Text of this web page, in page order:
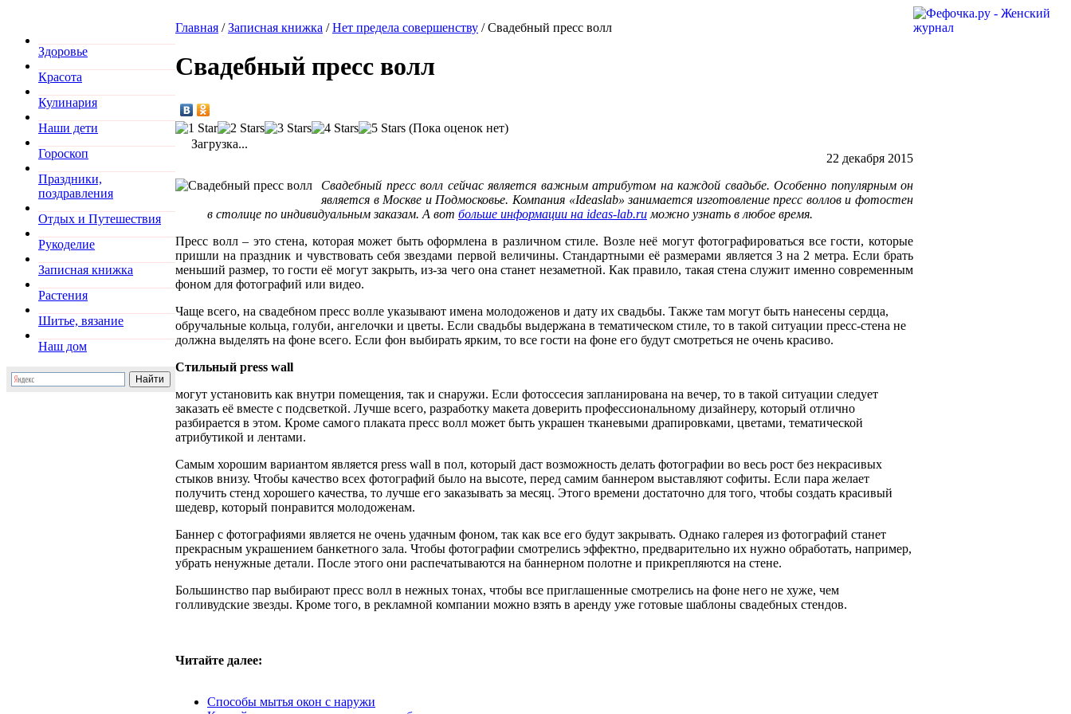
Здоровье
Красота
Кулинария
Наши дети
Гороскоп
Праздники,
поздравления
Отдых и Путешествия
Рукоделие
Записная книжка
Растения
Шитье, вязание
Наш дом
Главная /Записная книжка /Нет предела совершенству /Свадебный пресс волл
Свадебный пресс волл
(Пока оценок нет)
Загрузка...
22 декабря 2015
Свадебный пресс волл сейчас является важным атрибутом на каждой свадьбе. Особенно популярным он
является в Москве и Подмосковье. Компания «Ideaslab» занимается изготовление пресс воллов и фотостен
в столице по индивидуальным заказам. А вот больше информации на ideas-lab.ru можно узнать в любое время.
Пресс волл – это стена, которая может быть оформлена в различном стиле. Возле неё могут фотографироваться все гости, которые
пришли на праздник и чувствовать себя звездами первой величины. Стандартными её размерами является 3 на 2 метра. Если брать
меньший размер, то гости её могут закрыть, из-за чего она станет незаметной. Как правило, такая стена служит именно современным
фоном для фотографий или видео.
Чаще всего, на свадебном пресс волле указывают имена молодоженов и дату их свадьбы. Также там могут быть нанесены сердца,
обручальные кольца, голуби, ангелочки и цветы. Если свадьбы выдержана в тематическом стиле, то в такой ситуации пресс-стена не
должна выделять на фоне всего. Если фон выбирать ярким, то все гости на фоне его будут смотреться не очень красиво.
Стильный press wall
могут установить как внутри помещения, так и снаружи. Если фотоссесия запланирована на вечер, то в такой ситуации следует
заказать её вместе с подсветкой. Лучше всего, разработку макета доверить профессиональному дизайнеру, который отлично
разбирается в этом. Кроме самого плаката пресс волл может быть украшен тканевыми драпировками, цветами, тематической
атрибутикой и лентами.
Самым хорошим вариантом является press wall в пол, который даст возможность делать фотографии во весь рост без некрасивых
стыков внизу. Чтобы качество всех фотографий было на высоте, перед самим баннером выставляют софиты. Если пара желает
получить стенд хорошего качества, то лучше его заказывать за месяц. Этого времени достаточно для того, чтобы создать красивый
шедевр, который понравится молодоженам.
Баннер с фотографиями является не очень удачным фоном, так как все его будут закрывать. Однако галерея из фотографий станет
прекрасным украшением банкетного зала. Чтобы фотографии смотрелись эффектно, предварительно их нужно обработать, например,
убрать ненужные детали. После этого они распечатываются на баннерном полотне и прикрепляются на стене.
Большинство пар выбирают пресс волл в нежных тонах, чтобы все приглашенные смотрелись на фоне него не хуже, чем
голливудские звезды. Кроме того, в рекламной компании можно взять в аренду уже готовые шаблоны свадебных стендов.
Читайте далее:
Способы мытья окон с наружи